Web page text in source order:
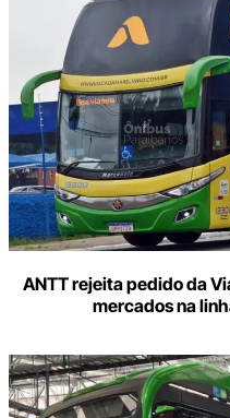
ANTT rejeita pedido da
mercados na